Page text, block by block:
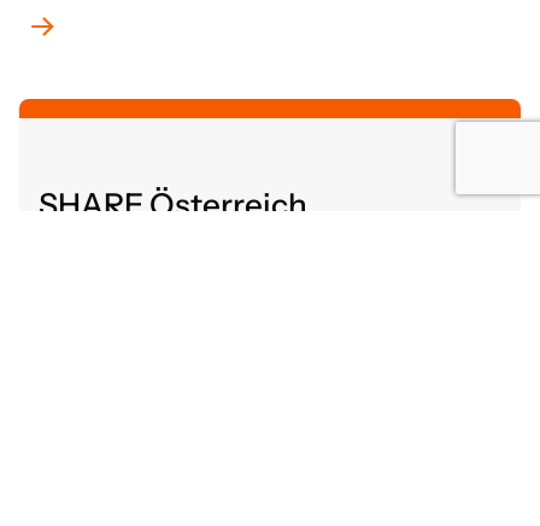
SHARE Österreich